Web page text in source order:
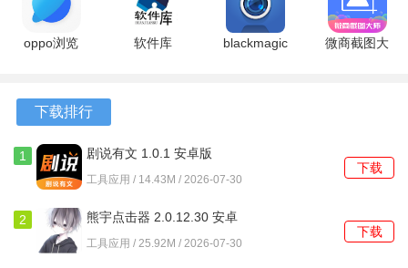
线下实习沙龙或线上分享会信息。
软件功能
在职业方向的简要分析报告。
2、收藏夹允许用户将重要的文章、模板或公司信息集中保
存，方便后续统一查看与管理。
3、消息中心会显示已投递简历的处理状态更新，部分合作企
业会反馈简历是否通过初筛。
最新版
oppo浏览
安卓版
软件库
blackmagic
微商截图大
下载排行
1 剧说有文 1.0.1 安卓版
工具应用 / 14.43M / 2026-07-30
下载
2
熊宇点击器 2.0.12.30 安卓
版
工具应用 / 25.92M / 2026-07-30
下载